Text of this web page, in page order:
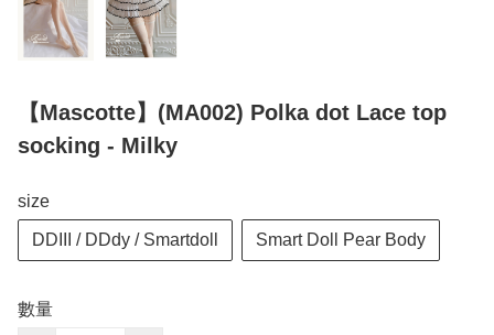
【Mascotte】(MA002) Polka dot Lace top
socking - Milky
size
DDIII / DDdy / Smartdoll Smart Doll Pear Body
數量